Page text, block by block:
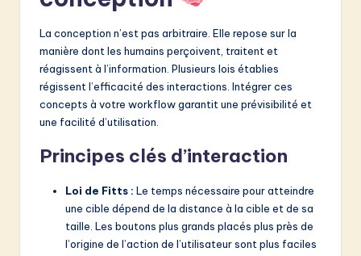
La conception n’est pas arbitraire. Elle repose sur la
manière dont les humains perçoivent, traitent et
réagissent à l’information. Plusieurs lois établies
régissent l’efficacité des interactions. Intégrer ces
concepts à votre workflow garantit une prévisibilité et
une facilité d’utilisation.
Principes clés d’interaction
Loi de Fitts : Le temps nécessaire pour atteindre
une cible dépend de la distance à la cible et de sa
taille. Les boutons plus grands placés plus près de
l’origine de l’action de l’utilisateur sont plus faciles